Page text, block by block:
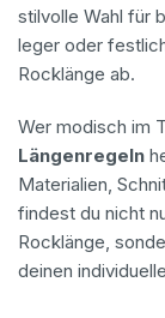
stilvolle Wahl für
leger oder
Rocklänge ab.
Wer modisch im
Längenregeln
Materialien,
findest du nicht
Rocklänge,
deinen